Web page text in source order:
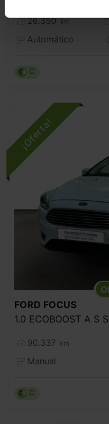
26.350 km
Automático
C
FORD FOCUS
90.337 km
Manual
C